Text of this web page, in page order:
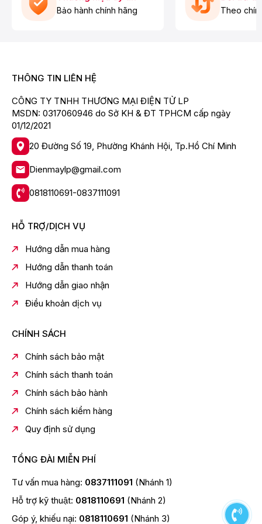
Khóa vòi nước nóngTự ngắt điện khi nước đủ nóng,
lạnhCông tắc nóng lạnh độc lập
Thương hiệu của:
Sản xuất tại:
Trung Quốc
Bảo hành chính hãng Theo
THÔNG TIN LIÊN HỆ
CÔNG TY TNHH THƯƠNG MẠI ĐIỆN TỬ LP
MSDN: 0317060946 do Sở KH & ĐT TPHCM cấp ngày
01/12/2021
20 Đường Số 19, Phường Khánh Hội, Tp.Hồ Chí Minh
Dienmaylp@gmail.com
0818110691-0837111091
HỖ TRỢ/DỊCH VỤ
Hướng dẫn mua hàng
Hướng dẫn thanh toán
Hướng dẫn giao nhận
Điều khoản dịch vụ
CHÍNH SÁCH
Chính sách bảo mật
Chính sách thanh toán
Chính sách bảo hành
Chính sách kiểm hàng
Quy định sử dụng
TỔNG ĐÀI MIỄN PHÍ
Tư vấn mua hàng: 0837111091 (Nhánh 1)
Hỗ trợ kỹ thuật: 0818110691 (Nhánh 2)
Góp ý, khiếu nại: 0818110691 (Nhánh 3)